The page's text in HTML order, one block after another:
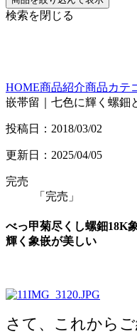
検索を閉じる
HOME商品紹介商品カテ
嵌帯留｜七色に輝く螺鈿
投稿日：2018/03/02
更新日：2025/04/05
完売
「完売」
べっ甲菊尽くし螺鈿18K
輝く象嵌が美しい
さて、これから